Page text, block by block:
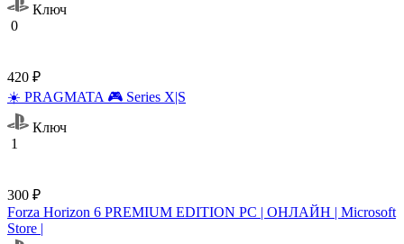
Ключ
0
420 ₽
☀️ PRAGMATA 🎮 Series X|S
Ключ
1
300 ₽
Forza Horizon 6 PREMIUM EDITION PC | ОНЛАЙН | Microsoft
Store |